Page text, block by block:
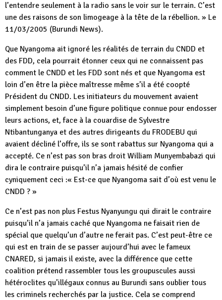
l’entendre seulement à la radio sans le voir sur le terrain. C’est
une des raisons de son limogeage à la tête de la rébellion. » Le
11/03/2005 (Burundi News).
Que Nyangoma ait ignoré les réalités de terrain du CNDD et
des FDD, cela pourrait étonner ceux qui ne connaissent pas
comment le CNDD et les FDD sont nés et que Nyangoma est
loin d’en être la pièce maîtresse même s’il a été coopté
Président du CNDD. Les initiateurs du mouvement avaient
simplement besoin d’une figure politique connue pour endosser
leurs actions, et, face à la couardise de Sylvestre
Ntibantunganya et des autres dirigeants du FRODEBU qui
avaient décliné l’offre, ils se sont rabattus sur Nyangoma qui a
accepté. Ce n’est pas son bras droit William Munyembabazi qui
dira le contraire puisqu’il n’a jamais hésité de confier
cyniquement ceci :« Est-ce que Nyangoma sait d’où est venu le
CNDD ? »
Ce n’est pas non plus Festus Nyanyungu qui dirait le contraire
puisqu’il n’a jamais caché que Nyangoma ne faisait rien de
spécial que quelqu’un d’autre ne ferait pas. C’est peut-être ce
qui est en train de se passer aujourd’hui avec le fameux
CNARED, si jamais il existe, avec la différence que cette
coalition prétend rassembler tous les groupuscules aussi
hétéroclites qu’illégaux connus au Burundi sans oublier tous
les criminels recherchés par la justice. Cela se comprend